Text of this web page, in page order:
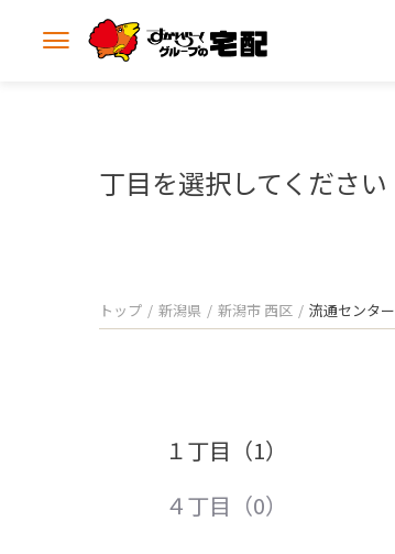
メ
丁目を選択してください
トップ 新潟県 新潟市 西区 流通センター
１丁目（1）
４丁目（0）